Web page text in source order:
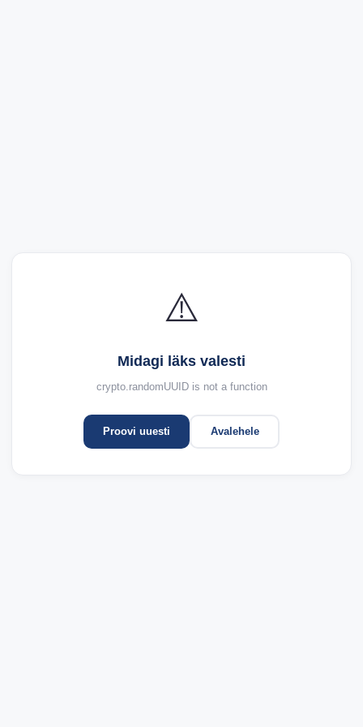
⚠️
Midagi läks valesti
crypto.randomUUID is not a function
Proovi uuesti Avalehele